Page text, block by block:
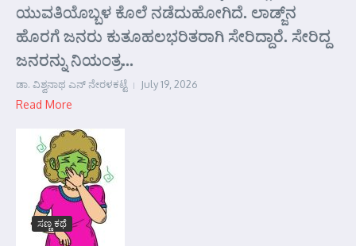
ಯುವತಿಯೊಬ್ಬಳ ಕೊಲೆ ನಡೆದುಹೋಗಿದೆ. ಲಾಡ್ಜ್‌ನ
ಹೊರಗೆ ಜನರು ಕುತೂಹಲಭರಿತರಾಗಿ ಸೇರಿದ್ದಾರೆ. ಸೇರಿದ್ದ
ಜನರನ್ನು ನಿಯಂತ್ರ...
ಡಾ. ವಿಶ್ವನಾಥ ಎನ್ ನೇರಳಕಟ್ಟೆ July 19, 2026
Read More
ಸಣ್ಣ ಕಥೆ